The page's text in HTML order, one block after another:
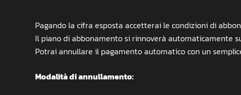
Pagando la cifra esposta accetterai le condizioni di
Il piano di abbonamento si rinnoverà automaticamente
Potrai annullare il pagamento automatico con un
Modalità di annullamento: